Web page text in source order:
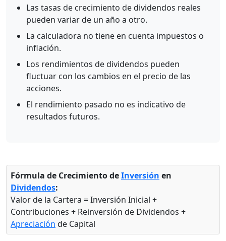
Las tasas de crecimiento de dividendos reales
pueden variar de un año a otro.
La calculadora no tiene en cuenta impuestos o
inflación.
Los rendimientos de dividendos pueden
fluctuar con los cambios en el precio de las
acciones.
El rendimiento pasado no es indicativo de
resultados futuros.
Fórmula de Crecimiento deInversión en
Dividendos:
Valor de la Cartera = Inversión Inicial +
Contribuciones + Reinversión de Dividendos +
Apreciación de Capital